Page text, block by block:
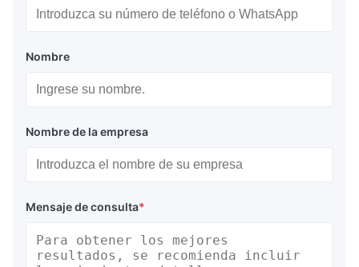
Nombre
Nombre de la empresa
Mensaje de consulta*